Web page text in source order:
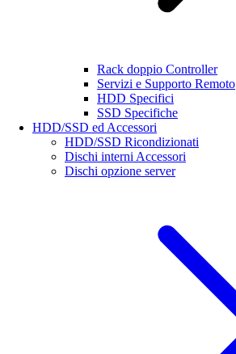
Rack doppio Controller
Servizi e Supporto Remoto
HDD Specifici
SSD Specifiche
HDD/SSD ed Accessori
HDD/SSD Ricondizionati
Dischi interni Accessori
Dischi opzione server